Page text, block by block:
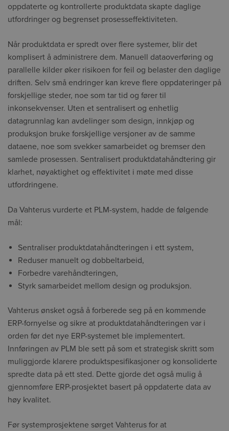
oppdaterte og kontrollerte produktdata skapte daglige
utfordringer og begrenset prosesseffektiviteten.
Når produktdata er spredt over flere systemer, blir det
komplisert å administrere dem. Manuell dataoverføring og
parallelle kilder øker risikoen for feil og belaster den daglige
driften. Selv små endringer kan kreve flere oppdateringer på
forskjellige steder, noe som tar tid og fører til
inkonsekvenser. Uten et sentralisert og enhetlig
datagrunnlag kan avdelinger som design, innkjøp og
produksjon bruke forskjellige versjoner av de samme
dataene, noe som svekker samarbeidet og bremser den
samlede prosessen. Sentralisert produktdatahåndtering gir
klarhet, nøyaktighet og effektivitet i møte med disse
utfordringene.
Da Vahterus vurderte et PLM-system, hadde de følgende
mål:
Sentraliser produktdatahåndteringen i ett system,
Reduser manuelt og dobbeltarbeid,
Forbedre varehåndteringen,
Styrk samarbeidet mellom design og produksjon.
Vahterus ønsket også å forberede seg på en kommende
ERP-fornyelse og sikre at produktdatahåndteringen var i
orden før det nye ERP-systemet ble implementert.
Innføringen av PLM ble sett på som et strategisk skritt som
muliggjorde klarere produktspesifikasjoner og konsoliderte
spredte data på ett sted. Dette gjorde det også mulig å
gjennomføre ERP-prosjektet basert på oppdaterte data av
høy kvalitet.
Før systemprosjektene sørget Vahterus for at